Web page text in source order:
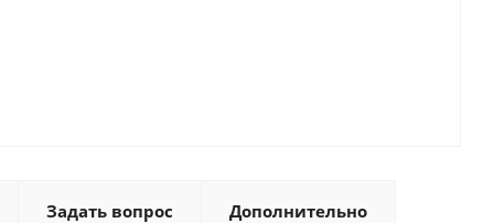
Задать вопрос Дополнительно